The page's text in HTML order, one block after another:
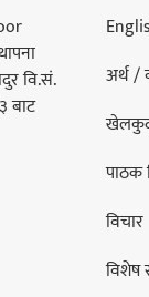
वि.सं.
बाट
अर्थ /
पाठक
विचार
विशेष